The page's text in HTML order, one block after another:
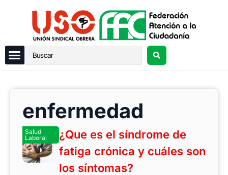
enfermedad
Salud
Laboral
¿Que es el síndrome de
fatiga crónica y cuáles son
los síntomas?